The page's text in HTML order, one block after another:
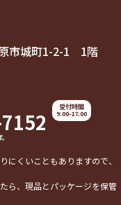
市城町1-2-1 1階
受付時間
9:00-17:00
にくいこともありますので、
ら、現品とパッケージを保管